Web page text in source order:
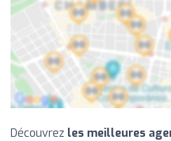
Découvrez les meilleures